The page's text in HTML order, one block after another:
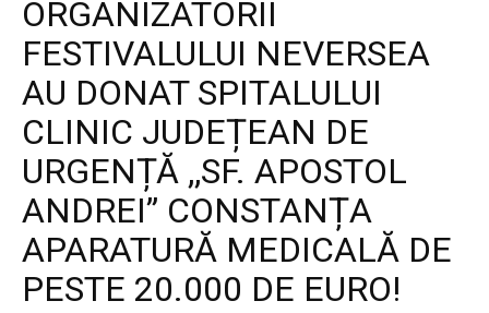
ORGANIZATORII
FESTIVALULUI NEVERSEA
AU DONAT SPITALULUI
CLINIC JUDEȚEAN DE
URGENȚĂ ,,SF. APOSTOL
ANDREI” CONSTANȚA
APARATURĂ MEDICALĂ DE
PESTE 20.000 DE EURO!